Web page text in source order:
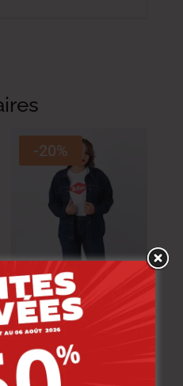
-20%
Lee Cooper Blouson
Denim D70585-01
TANGA Femme
DT
141.600
DT